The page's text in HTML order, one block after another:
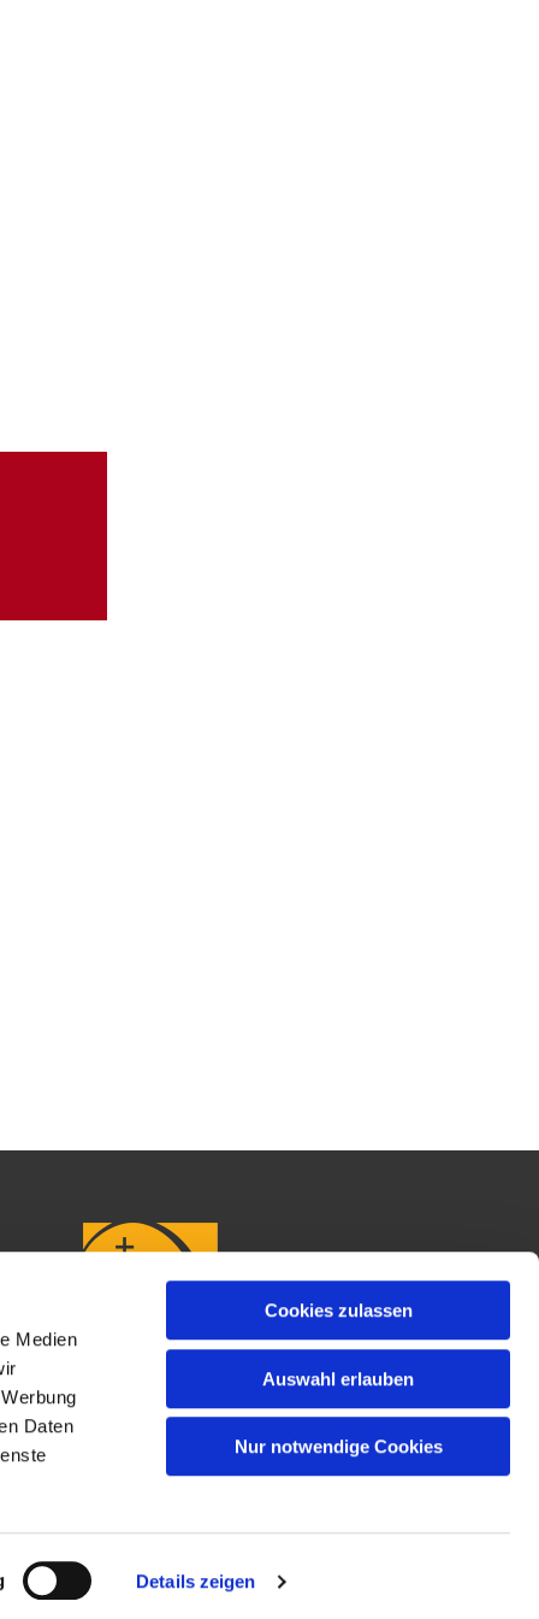
Medien
Daten
Details zeigen
Cookies zulassen
Auswahl erlauben
Nur notwendige Cookies